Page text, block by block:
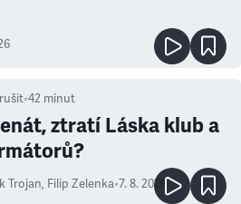
•42 minut
ztratí Láska klub a
Trojan, Filip Zelenka•7. 8. 2026